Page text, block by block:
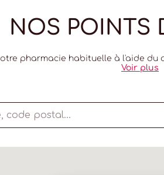
NOS POINTS
pharmacie habituelle à l'aide du
Voir plus